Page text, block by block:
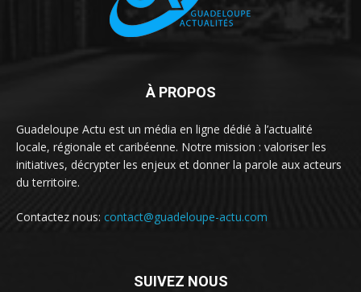
À PROPOS
Guadeloupe Actu est un média en ligne dédié à l’actualité
locale, régionale et caribéenne. Notre mission : valoriser les
initiatives, décrypter les enjeux et donner la parole aux acteurs
du territoire.
Contactez nous: contact@guadeloupe-actu.com
SUIVEZ NOUS